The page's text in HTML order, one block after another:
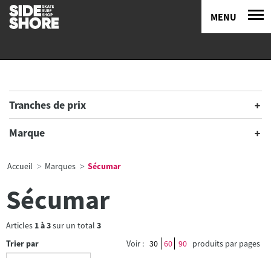
MENU
Tranches de prix
Marque
Accueil Marques Sécumar
Sécumar
Articles 1à3sur un total 3
Trier par
Voir : 30 60 90 produits par pages